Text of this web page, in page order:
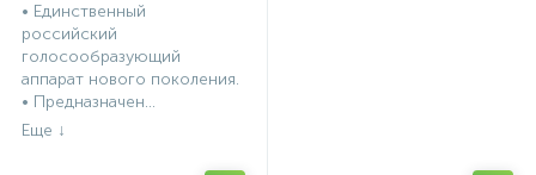
• Единственный
российский
голосообразующий
аппарат нового поколения.
• Предназначен...